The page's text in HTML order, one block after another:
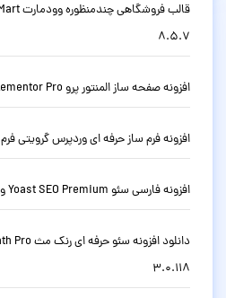
8.5.7
افزونه صفحه ساز المنتور پرو Elementor Pro وردپرس نسخه 4.2.1
افزونه فرم ساز حرفه ای وردپرس گرویتی فرم Gravity Forms نسخه 3.0.1
افزونه فارسی سئو Yoast SEO Premium وردپرس نسخه حرفه ای 28.2
3.0.118